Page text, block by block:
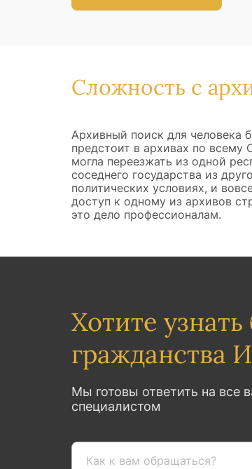
Сложность с
Архивный поиск для человека
предстоит в архивах по всему
могла переезжать из одной
соседнего государства из
политических условиях, и
доступ к одному из архивов
это дело профессионалам.
Хотите
гражданства
Мы готовы ответить на все
специалистом